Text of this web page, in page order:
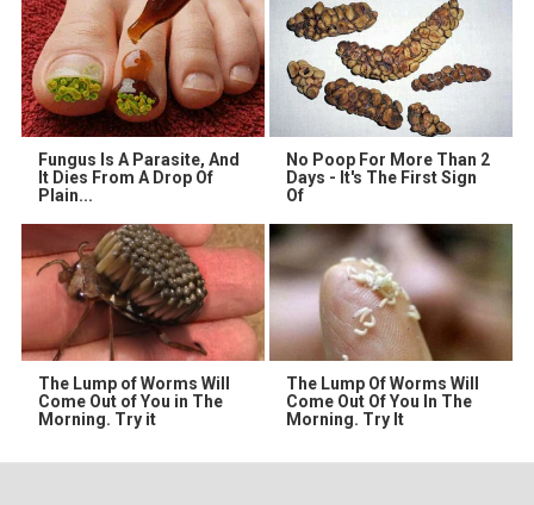
Fungus Is A Parasite, And
It Dies From A Drop Of
Plain...
No Poop For More Than 2
Days - It's The First Sign
Of
The Lump of Worms Will
Come Out of You in The
Morning. Try it
The Lump Of Worms Will
Come Out Of You In The
Morning. Try It